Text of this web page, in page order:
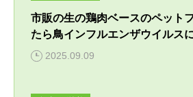
病院概要
個別プログラム
季節パック
ペットアカデミー
獣医師から学ぶペットのた
獣医学と栄養学の適切な知
市販の生の鶏肉ベースのペット
たら鳥インフルエンザウイルス
2025.09.09